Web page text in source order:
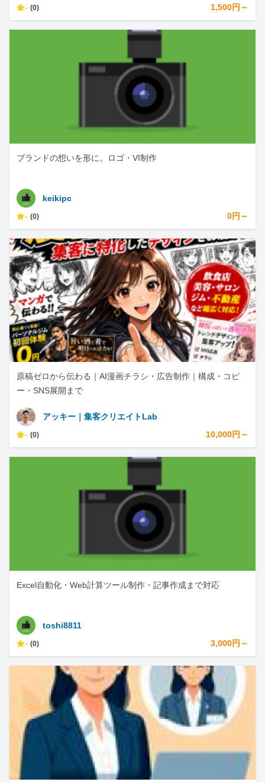
- (0) 1,500円～
ブランドの想いを形に。ロゴ・VI制作
keikipc
- (0) 0円～
原稿ゼロから伝わる｜AI漫画チラシ・広告制作｜構成・コピ
ー・SNS展開まで
アッキー｜集客クリエイトLab
- (0) 10,000円～
Excel自動化・Web計算ツール制作・記事作成まで対応
toshi8811
- (0) 3,000円～